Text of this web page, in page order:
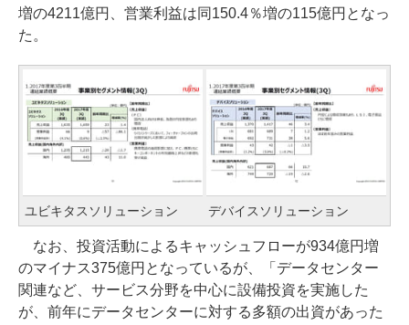
増の4211億円、営業利益は同150.4％増の115億円となっ
た。
ユビキタスソリューション デバイスソリューション
なお、投資活動によるキャッシュフローが934億円増
のマイナス375億円となっているが、「データセンター
関連など、サービス分野を中心に設備投資を実施した
が、前年にデータセンターに対する多額の出資があった